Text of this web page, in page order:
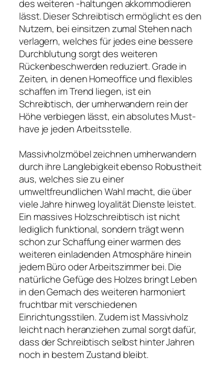
des weiteren -haltungen akkommodieren
lässt. Dieser Schreibtisch ermöglicht es den
Nutzern, bei einsitzen zumal Stehen nach
verlagern, welches für jedes eine bessere
Durchblutung sorgt des weiteren
Rückenbeschwerden reduziert. Grade in
Zeiten, in denen Homeoffice und flexibles
schaffen im Trend liegen, ist ein
Schreibtisch, der umherwandern rein der
Höhe verbiegen lässt, ein absolutes Must-
have je jeden Arbeitsstelle.
Massivholzmöbel zeichnen umherwandern
durch ihre Langlebigkeit ebenso Robustheit
aus, welches sie zu einer
umweltfreundlichen Wahl macht, die über
viele Jahre hinweg loyalität Dienste leistet.
Ein massives Holzschreibtisch ist nicht
lediglich funktional, sondern trägt wenn
schon zur Schaffung einer warmen des
weiteren einladenden Atmosphäre hinein
jedem Büro oder Arbeitszimmer bei. Die
natürliche Gefüge des Holzes bringt Leben
in den Gemach des weiteren harmoniert
fruchtbar mit verschiedenen
Einrichtungsstilen. Zudem ist Massivholz
leicht nach heranziehen zumal sorgt dafür,
dass der Schreibtisch selbst hinter Jahren
noch in bestem Zustand bleibt.